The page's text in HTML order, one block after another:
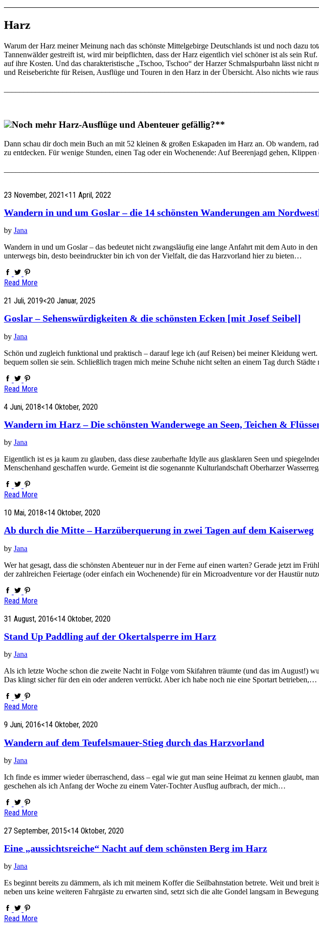
Harz
Warum der Harz meiner Meinung nach das schönste Mittelgebirge Deutschlands ist und noch dazu
Tannenwälder gestreift ist, wird mir beipflichten, dass der Harz eigentlich viel schöner ist als sein
auf ihre Kosten. Und das charakteristische „Tschoo, Tschoo“ der Harzer Schmalspurbahn lässt
und Reiseberichte für Reisen, Ausflüge und Touren in den Harz in der Übersicht. Also nichts wie
Noch mehr Harz-Ausflüge und Abenteuer gefällig?**
Dann schau dir doch mein Buch an mit 52 kleinen & großen Eskapaden im Harz an. Ob wandern,
zu entdecken. Für wenige Stunden, einen Tag oder ein Wochenende: Auf Beerenjagd gehen,
23 November, 2021<11 April, 2022
Wandern in und um Goslar – die 14 schönsten Wanderungen am
by Jana
Wandern in und um Goslar – das bedeutet nicht zwangsläufig eine lange Anfahrt mit dem Auto in
unterwegs bin, desto beeindruckter bin ich von der Vielfalt, die das Harzvorland hier zu bieten…
Read More
21 Juli, 2019<20 Januar, 2025
Goslar – Sehenswürdigkeiten & die schönsten Ecken [mit Josef Seibel]
by Jana
Schön und zugleich funktional und praktisch – darauf lege ich (auf Reisen) bei meiner Kleidung
bequem sollen sie sein. Schließlich tragen mich meine Schuhe nicht selten an einem Tag durch
Read More
4 Juni, 2018<14 Oktober, 2020
Wandern im Harz – Die schönsten Wanderwege an Seen, Teichen &
by Jana
Eigentlich ist es ja kaum zu glauben, dass diese zauberhafte Idylle aus glasklaren Seen und
Menschenhand geschaffen wurde. Gemeint ist die sogenannte Kulturlandschaft Oberharzer
Read More
10 Mai, 2018<14 Oktober, 2020
Ab durch die Mitte – Harzüberquerung in zwei Tagen auf dem Kaiserweg
by Jana
Wer hat gesagt, dass die schönsten Abenteuer nur in der Ferne auf einen warten? Gerade jetzt im
der zahlreichen Feiertage (oder einfach ein Wochenende) für ein Microadventure vor der Haustür
Read More
31 August, 2016<14 Oktober, 2020
Stand Up Paddling auf der Okertalsperre im Harz
by Jana
Als ich letzte Woche schon die zweite Nacht in Folge vom Skifahren träumte (und das im August!)
Das klingt sicher für den ein oder anderen verrückt. Aber ich habe noch nie eine Sportart betrieben,…
Read More
9 Juni, 2016<14 Oktober, 2020
Wandern auf dem Teufelsmauer-Stieg durch das Harzvorland
by Jana
Ich finde es immer wieder überraschend, dass – egal wie gut man seine Heimat zu kennen glaubt,
geschehen als ich Anfang der Woche zu einem Vater-Tochter Ausflug aufbrach, der mich…
Read More
27 September, 2015<14 Oktober, 2020
Eine „aussichtsreiche“ Nacht auf dem schönsten Berg im Harz
by Jana
Es beginnt bereits zu dämmern, als ich mit meinem Koffer die Seilbahnstation betrete. Weit und
neben uns keine weiteren Fahrgäste zu erwarten sind, setzt sich die alte Gondel langsam in
Read More